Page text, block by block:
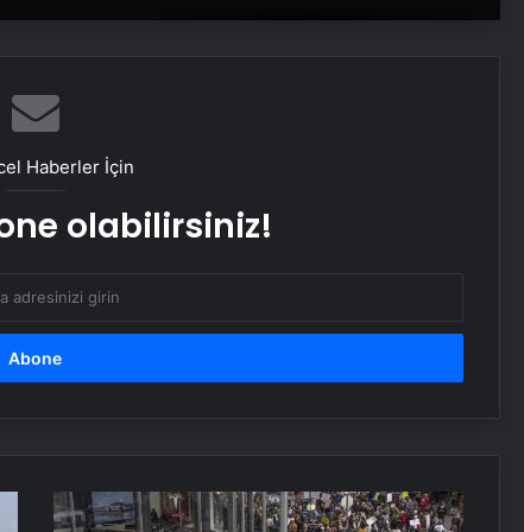
Cumhurbaşkanı Erdoğan,
Haberler İçin
olabilirsiniz!
Ünlü
milyarder